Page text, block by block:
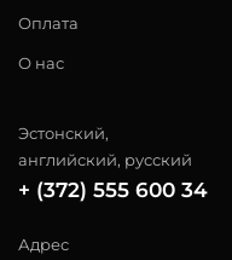
Оплата
О нас
Эстонский,
английский, русский
+ (372) 555 600 34
Адрес